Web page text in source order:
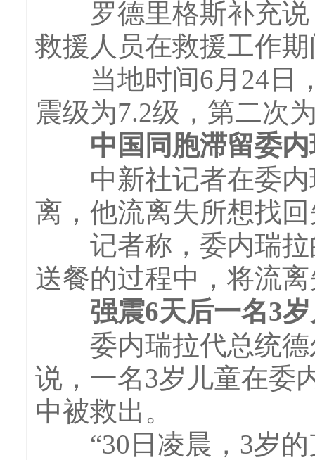
罗德里格斯补充说
救援人员在救援工作
当地时间6月24日，
震级为7.2级，第二次
中国同胞滞留委内
中新社记者在委内
离，他流离失所想找
记者称，委内瑞拉
送餐的过程中，将流
强震6天后一名3岁
委内瑞拉代总统德
说，一名3岁儿童在委
中被救出。
“30日凌晨，3岁的